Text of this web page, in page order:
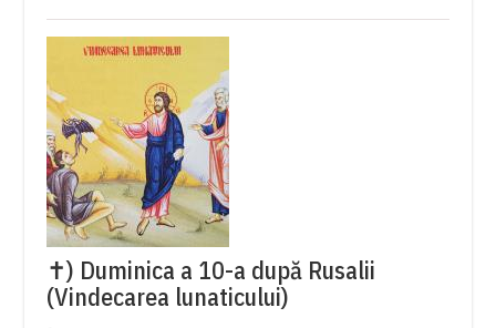
✝) Duminica a 10-a după Rusalii
(Vindecarea lunaticului)